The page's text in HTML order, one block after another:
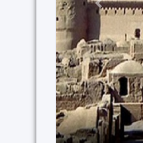
Previous